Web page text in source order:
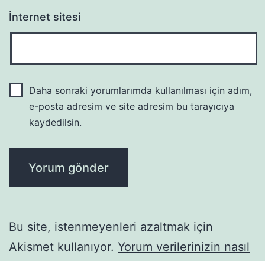
İnternet sitesi
Daha sonraki yorumlarımda kullanılması için adım,
e-posta adresim ve site adresim bu tarayıcıya
kaydedilsin.
Bu site, istenmeyenleri azaltmak için
Akismet kullanıyor. Yorum verilerinizin nasıl